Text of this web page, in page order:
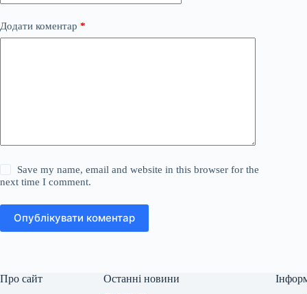
Додати коментар *
Save my name, email and website in this browser for the
next time I comment.
Опублікувати коментар
Про сайт Останні новини